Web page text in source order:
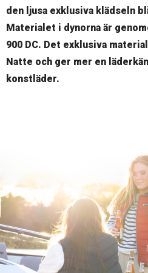
den ljusa exklusiva klädseln
Materialet i dynorna är
900 DC. Det exklusiva
Natte och ger mer en
konstläder.